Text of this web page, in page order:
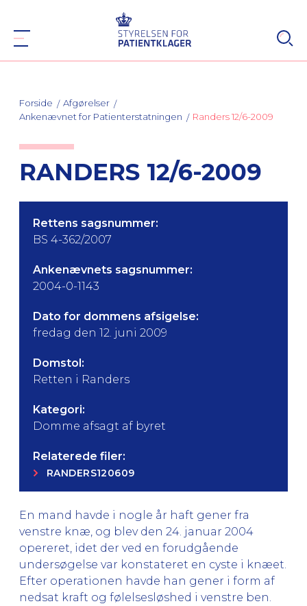
Forside
Afgørelser
Ankenævnet for Patienterstatningen
Randers 12/6-2009
RANDERS 12/6-2009
Rettens sagsnummer:
BS 4-362/2007
Ankenævnets sagsnummer:
2004-0-1143
Dato for dommens afsigelse:
fredag den 12. juni 2009
Domstol:
Retten i Randers
Kategori:
Domme afsagt af byret
Relaterede filer:
RANDERS120609
En mand havde i nogle år haft gener fra
venstre knæ, og blev den 24. januar 2004
opereret, idet der ved en forudgående
undersøgelse var konstateret en cyste i knæet.
Efter operationen havde han gener i form af
nedsat kraft og følelsesløshed i venstre ben.